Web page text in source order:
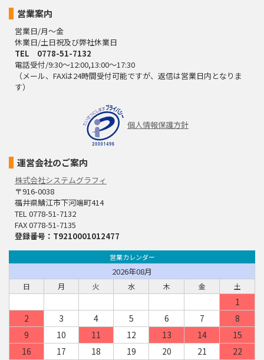
営業案内
営業日/月～金
休業日/土日祝及び弊社休業日
TEL 0778-51-7132
電話受付/9:30～12:00,13:00～17:30
（メール、FAXは24時間受付可能ですが、返信は営業日内となりま
す）
個人情報保護方針
運営会社のご案内
株式会社システムグラフィ
〒916-0038
福井県鯖江市下河端町414
TEL 0778-51-7132
FAX 0778-51-7135
登録番号：T9210001012477
営業カレンダー
2026年08月
日 月 火 水 木 金 土
1
2
3 4 5 6 7
8
9
10 11 12 13 14
15
16
17 18 19 20 21
22